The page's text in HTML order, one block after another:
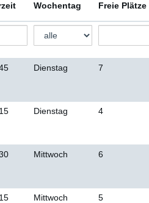
Wochentag Freie Plätze
Dienstag 7
Dienstag 4
Mittwoch 6
Mittwoch 5